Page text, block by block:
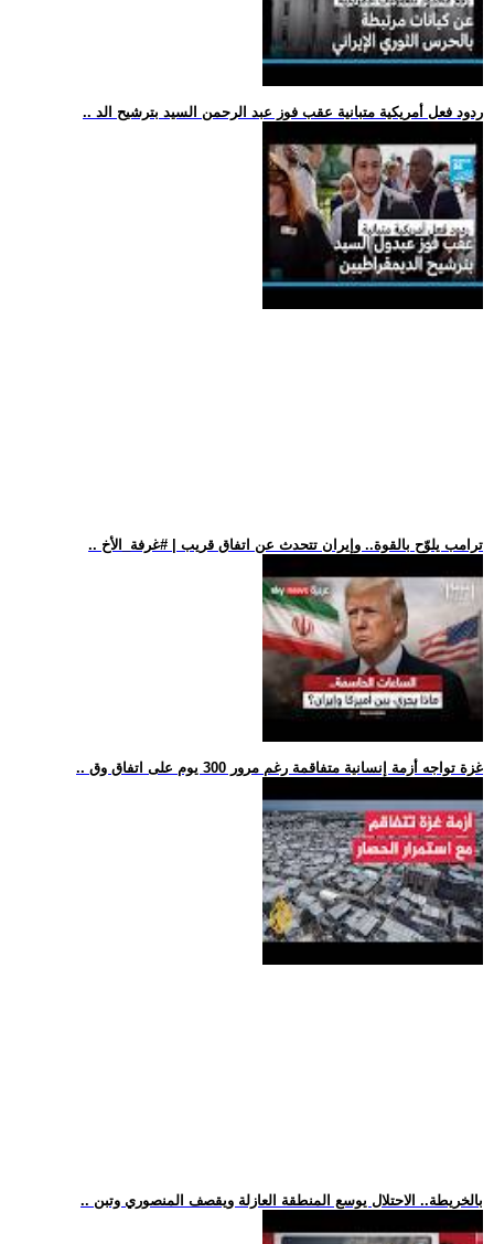
.. ردود فعل أمريكية متبانية عقب فوز عبد الرحمن السيد بترشيح الد
.. ترامب يلوّح بالقوة.. وإيران تتحدث عن اتفاق قريب | #غرفة_الأخ
.. غزة تواجه أزمة إنسانية متفاقمة رغم مرور 300 يوم على اتفاق وق
.. بالخريطة.. الاحتلال يوسع المنطقة العازلة ويقصف المنصوري وتبن